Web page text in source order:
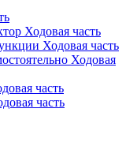
Ходовая часть
Ходовая часть
Ходовая
часть
часть